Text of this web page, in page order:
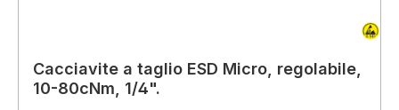
Cacciavite a taglio ESD Micro, regolabile,
10-80cNm, 1/4".